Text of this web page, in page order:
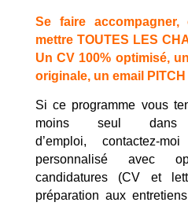
Se faire accompagner,
mettre TOUTES LES
Un CV 100% optimisé,
originale, un email
Si ce programme vous
moins seul dans
d’emploi, contactez-
personnalisé avec
candidatures (CV et
préparation aux